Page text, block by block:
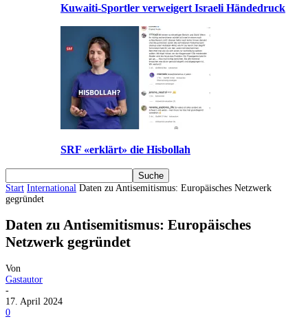
Kuwaiti-Sportler verweigert Israeli Händedruck
SRF «erklärt» die Hisbollah
Start International Daten zu Antisemitismus: Europäisches Netzwerk
gegründet
Daten zu Antisemitismus: Europäisches
Netzwerk gegründet
Von
Gastautor
-
17. April 2024
0